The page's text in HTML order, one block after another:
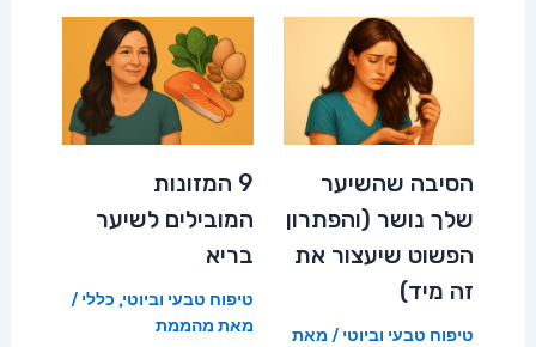
הסיבה שהשיער
שלך נושר (והפתרון
הפשוט שיעצור את
זה מיד)
טיפוח טבעי וביוטי / מאת
9 המזונות
המובילים לשיער
בריא
טיפוח טבעי וביוטי, כללי /
מאת מהממת